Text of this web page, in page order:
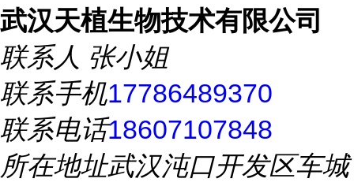
武汉天植生物技术有限公司
联系人 张小姐
联系手机17786489370
联系电话18607107848
所在地址武汉沌口开发区车城